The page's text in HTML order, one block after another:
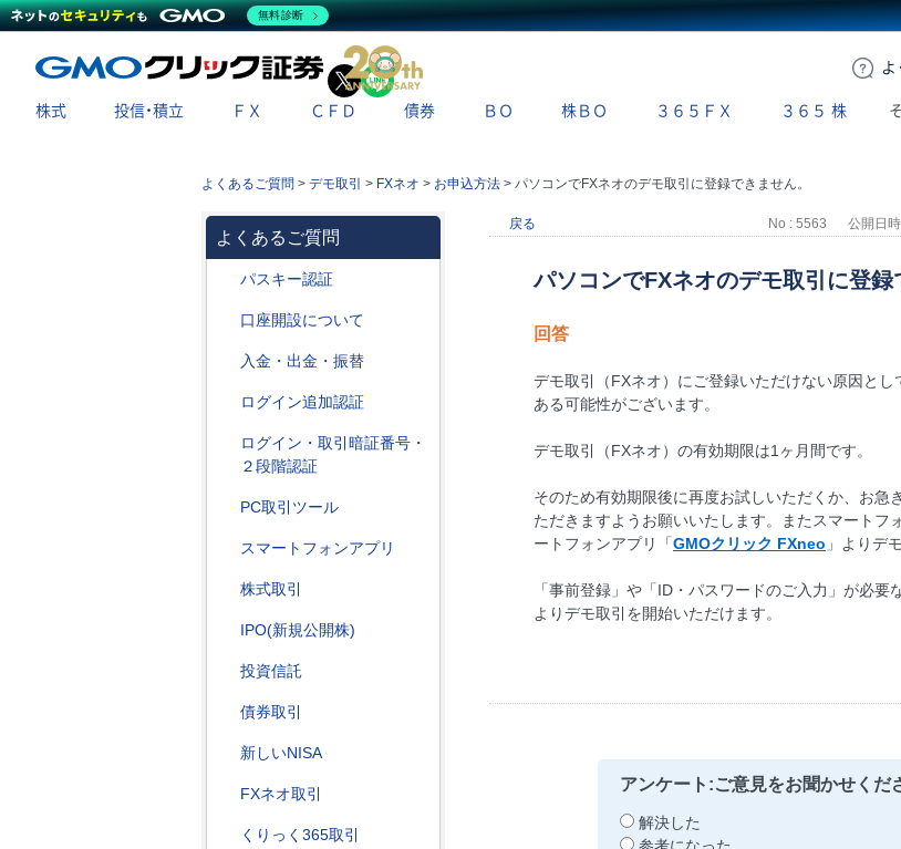
よ
X
株式 投信・積立 ＦＸ ＣＦＤ 債券 ＢＯ 株ＢＯ ３６５ＦＸ ３６５ 株
よくあるご質問 > デモ取引 > FXネオ > お申込方法 > パソコンでFXネオのデモ取引に登録できません。
よくあるご質問
パスキー認証
口座開設について
入金・出金・振替
ログイン追加認証
ログイン・取引暗証番号・
２段階認証
PC取引ツール
スマートフォンアプリ
株式取引
IPO(新規公開株)
投資信託
債券取引
新しいNISA
FXネオ取引
くりっく365取引
戻る No : 5563 公開日
パソコンでFXネオのデモ取引に登録
回答
デモ取引（FXネオ）にご登録いただけない原因と
ある可能性がございます。
デモ取引（FXネオ）の有効期限は1ヶ月間です。
そのため有効期限後に再度お試しいただくか、お
ただきますようお願いいたします。またスマート
ートフォンアプリ「GMOクリック FXneo 」よりデ
「事前登録」や「ID・パスワードのご入力」が必
よりデモ取引を開始いただけます。
アンケート:ご意見をお聞かせくだ
解決した
無料診断